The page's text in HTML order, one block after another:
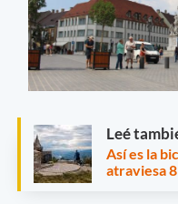
Leé
Así es la
atraviesa